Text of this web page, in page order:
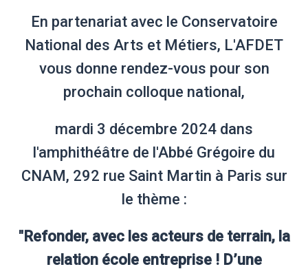
En partenariat avec le Conservatoire
National des Arts et Métiers, L'AFDET
vous donne rendez-vous pour son
prochain colloque national,
mardi 3 décembre 2024 dans
l'amphithéâtre de l'Abbé Grégoire du
CNAM, 292 rue Saint Martin à Paris sur
le thème :
"Refonder, avec les acteurs de terrain, la
relation école entreprise ! D’une